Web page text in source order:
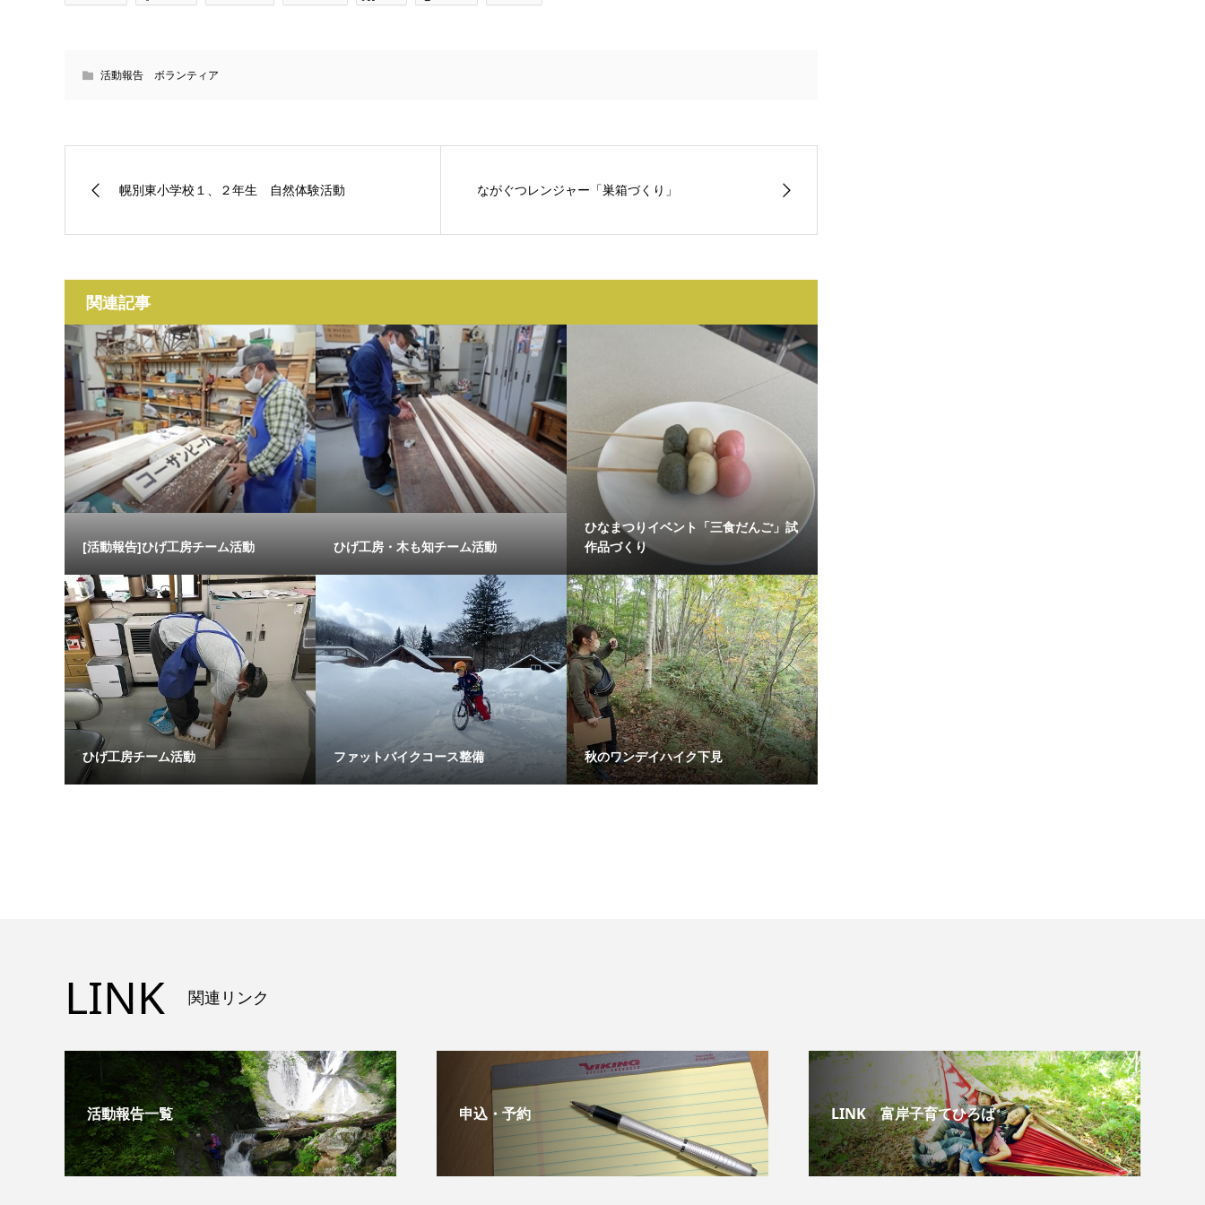
活動報告 ボランティア
幌別東小学校１、２年生 自然体験活動 ながぐつレンジャー「巣箱づくり」
関連記事
[活動報告]ひげ工房チーム活動 ひげ工房・木も知チーム活動
ひなまつりイベント「三食だんご」試
作品づくり
ひげ工房チーム活動 ファットバイクコース整備 秋のワンデイハイク下見
LINK 関連リンク
活動報告一覧 申込・予約 LINK 富岸子育てひろば